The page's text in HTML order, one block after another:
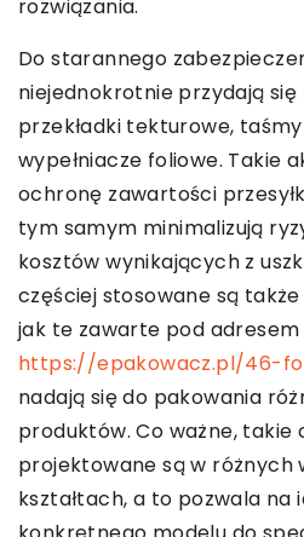
rozwiązania.
Do starannego
niejednokrotnie przydają
przekładki tekturowe,
wypełniacze foliowe. Takie
ochronę zawartości
tym samym minimalizują
kosztów wynikających z
częściej stosowane są
jak te zawarte pod adresem
https://epakowacz.pl/46-
nadają się do pakowania
produktów. Co ważne, takie
projektowane są w różnych
kształtach, a to pozwala na